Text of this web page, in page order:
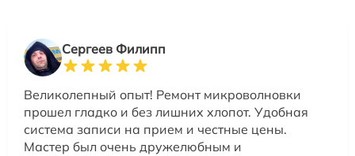
Сергеев Филипп
Великолепный опыт! Ремонт микроволновки
прошел гладко и без лишних хлопот. Удобная
система записи на прием и честные цены.
Мастер был очень дружелюбным и